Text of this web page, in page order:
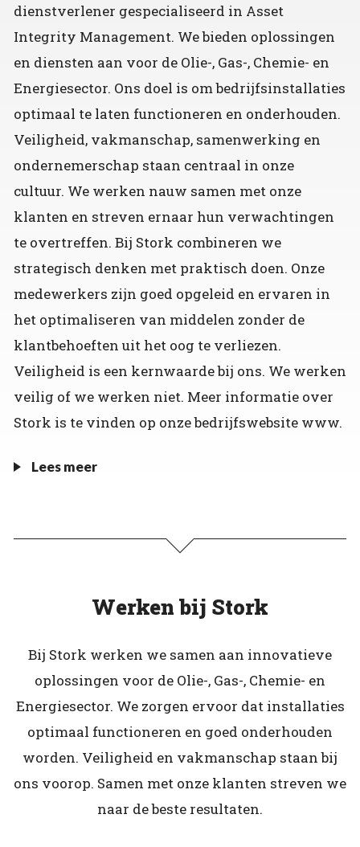
dienstverlener gespecialiseerd in Asset
Integrity Management. We bieden oplossingen
en diensten aan voor de Olie-, Gas-, Chemie- en
Energiesector. Ons doel is om bedrijfsinstallaties
optimaal te laten functioneren en onderhouden.
Veiligheid, vakmanschap, samenwerking en
ondernemerschap staan centraal in onze
cultuur. We werken nauw samen met onze
klanten en streven ernaar hun verwachtingen
te overtreffen. Bij Stork combineren we
strategisch denken met praktisch doen. Onze
medewerkers zijn goed opgeleid en ervaren in
het optimaliseren van middelen zonder de
klantbehoeften uit het oog te verliezen.
Veiligheid is een kernwaarde bij ons. We werken
veilig of we werken niet. Meer informatie over
Stork is te vinden op onze bedrijfswebsite www.
Lees meer
Werken bij Stork
Bij Stork werken we samen aan innovatieve
oplossingen voor de Olie-, Gas-, Chemie- en
Energiesector. We zorgen ervoor dat installaties
optimaal functioneren en goed onderhouden
worden. Veiligheid en vakmanschap staan bij
ons voorop. Samen met onze klanten streven we
naar de beste resultaten.